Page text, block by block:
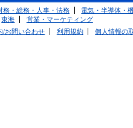
務・総務・人事・法務
電気・半導体・
東海
営業・マーケティング
/お問い合わせ 利用規約 個人情報の